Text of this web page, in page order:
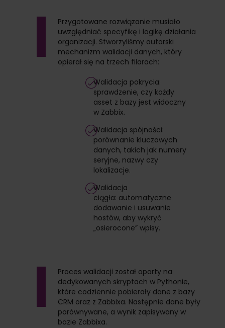
Przygotowane rozwiązanie musiało
uwzględniać specyfikę i logikę działania
organizacji. Stworzyliśmy autorski
mechanizm walidacji danych, który
opierał się na trzech filarach:
Walidacja pokrycia:
sprawdzenie, czy każdy
asset z bazy jest widoczny
w Zabbix.
Walidacja spójności:
porównanie kluczowych
danych, takich jak numery
seryjne, nazwy czy
lokalizacje.
Walidacja
ciągła: automatyczne
dodawanie i usuwanie
hostów, aby wykryć
„osierocone” wpisy.
Proces walidacji został oparty na
dedykowanych skryptach w Pythonie,
które codziennie pobierały dane z bazy
CRM oraz z Zabbixa. Następnie dane były
porównywane, a wynik zapisywany w
bazie Zabbixa.